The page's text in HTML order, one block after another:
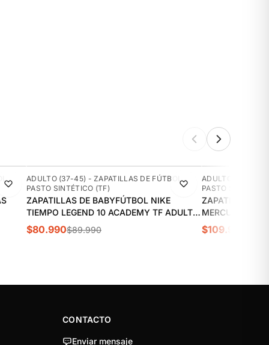
-10%
ADULTO (37-45) - ZAPATILLAS DE FÚTBOL
PASTO SINTÉTICO (TF)
ZAPATILLAS DE BABYFÚTBOL NIKE
TIEMPO LEGEND 10 ACADEMY TF ADULTO
| DV4342-402
$80.990$89.990
-15%
ADULTO (37-45) -
PASTO
ZAPATILLAS DE
MERCURIAL
"KYLIAN
500
$109.990
CONTACTO
Enviar mensaje